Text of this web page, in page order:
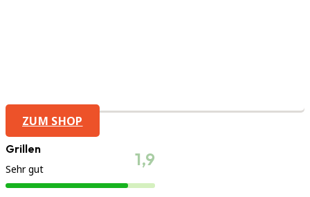
ZUM SHOP
Grillen
Sehr gut 1,9